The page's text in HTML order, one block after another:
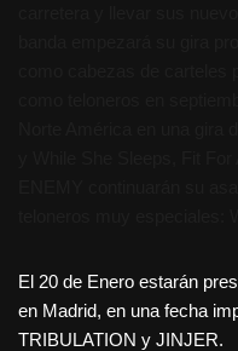
El 20 de Enero estarán
en Madrid, en una fecha
TRIBULATION y JINJER.